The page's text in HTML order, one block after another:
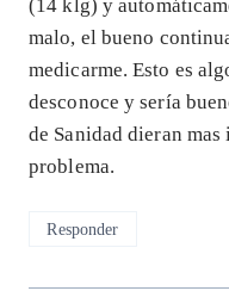
(14 klg) y
malo, el bueno
medicarme. Esto es
desconoce y sería
de Sanidad dieran
problema.
Responder